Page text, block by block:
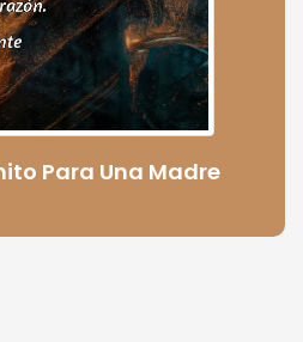
Para Una Madre